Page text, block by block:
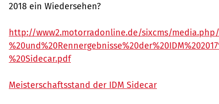
2018 ein Wiedersehen?
http://www2.motorradonline.de/sixcms/
%20Sidecar.pdf
Meisterschaftsstand der IDM Sidecar